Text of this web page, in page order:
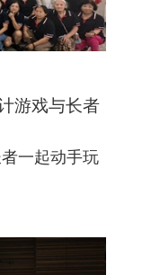
游戏与长者
一起动手玩